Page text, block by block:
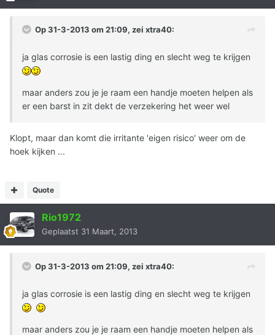
Op 31-3-2013 om 21:09, zei xtra40:
ja glas corrosie is een lastig ding en slecht weg te krijgen
maar anders zou je je raam een handje moeten helpen als
er een barst in zit dekt de verzekering het weer wel
Klopt, maar dan komt die irritante 'eigen risico' weer om de
hoek kijken ...
Quote
Rio1972
Geplaatst 31 Maart, 2013
Op 31-3-2013 om 21:09, zei xtra40:
ja glas corrosie is een lastig ding en slecht weg te krijgen
maar anders zou je je raam een handje moeten helpen als